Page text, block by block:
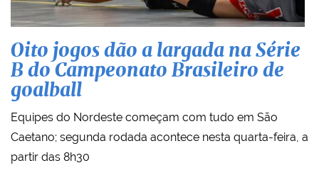
Oito jogos dão a largada na Série
B do Campeonato Brasileiro de
goalball
Equipes do Nordeste começam com tudo em São
Caetano; segunda rodada acontece nesta quarta-feira, a
partir das 8h30